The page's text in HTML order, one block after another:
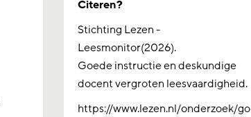
Citeren?
Stichting Lezen -
Leesmonitor(2026).
Goede instructie en deskundige
docent vergroten leesvaardigheid.
https://www.lezen.nl/onderzoek/go